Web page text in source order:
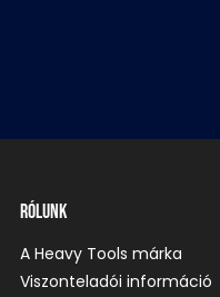
Rólunk
A Heavy Tools márka
Viszonteladói információ